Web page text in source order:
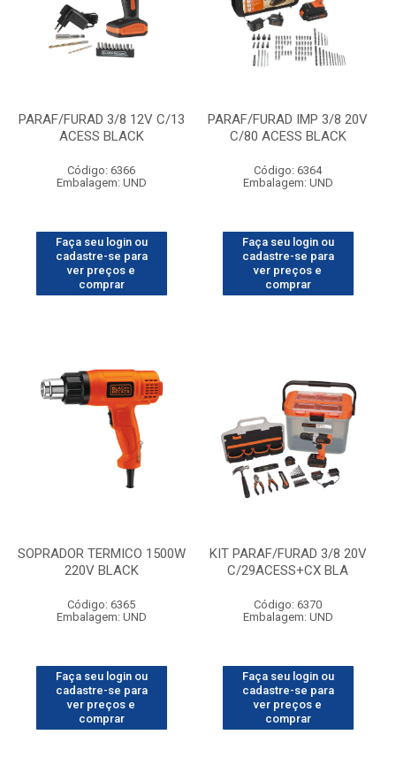
PARAF/FURAD 3/8 12V C/13
ACESS BLACK
Código: 6366
Embalagem: UND
Faça seu login ou
cadastre-se para
ver preços e
comprar
PARAF/FURAD IMP 3/8 20V
C/80 ACESS BLACK
Código: 6364
Embalagem: UND
Faça seu login ou
cadastre-se para
ver preços e
comprar
SOPRADOR TERMICO 1500W
220V BLACK
Código: 6365
Embalagem: UND
Faça seu login ou
cadastre-se para
ver preços e
comprar
KIT PARAF/FURAD 3/8 20V
C/29ACESS+CX BLA
Código: 6370
Embalagem: UND
Faça seu login ou
cadastre-se para
ver preços e
comprar